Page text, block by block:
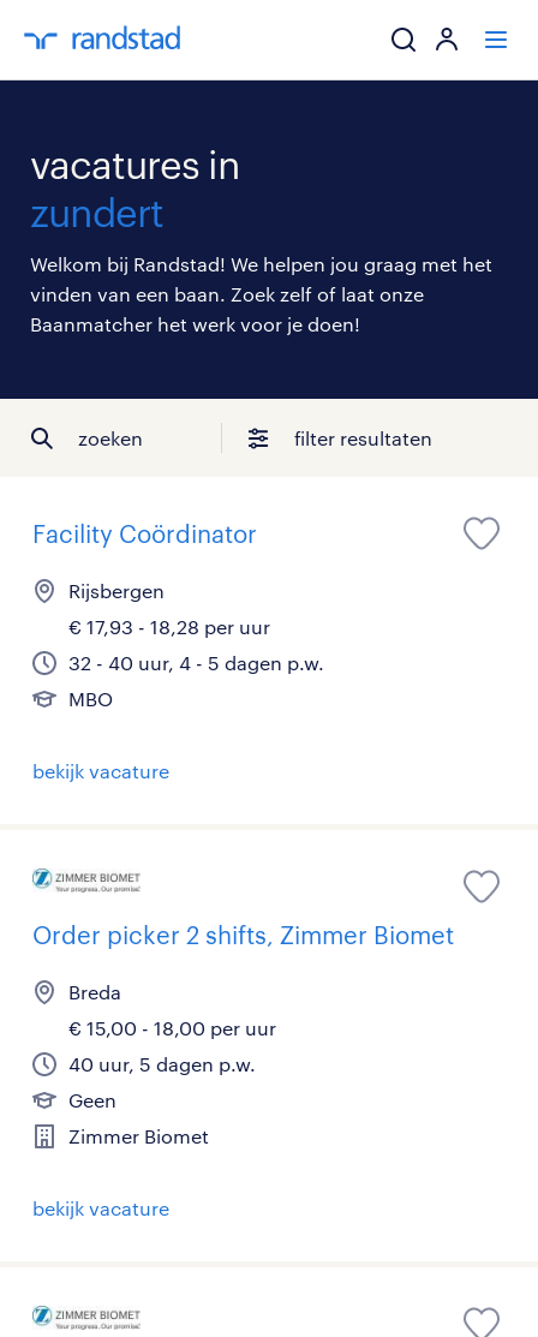
mijn carrière
over randstad
vacatures in
zundert
Welkom bij Randstad! We helpen jou graag met het
vinden van een baan. Zoek zelf of laat onze
Baanmatcher het werk voor je doen!
zoeken filter resultaten
Facility Coördinator
Rijsbergen
€ 17,93 - 18,28 per uur
32 - 40 uur, 4 - 5 dagen p.w.
MBO
bekijk vacature
Order picker 2 shifts, Zimmer Biomet
Breda
€ 15,00 - 18,00 per uur
40 uur, 5 dagen p.w.
Geen
Zimmer Biomet
bekijk vacature